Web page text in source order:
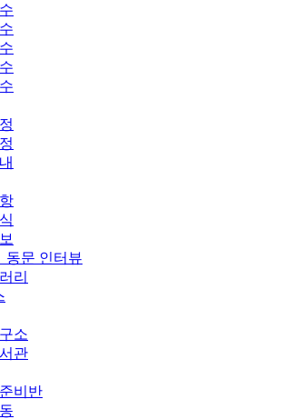
동문 인터뷰
리
소
관
비반